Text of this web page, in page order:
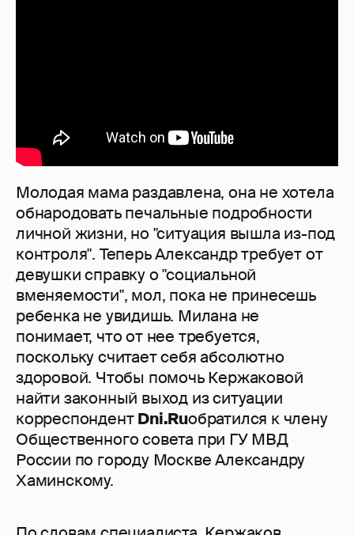
Молодая мама раздавлена, она не хотела
обнародовать печальные подробности
личной жизни, но "ситуация вышла из-под
контроля". Теперь Александр требует от
девушки справку о "социальной
вменяемости", мол, пока не принесешь
ребенка не увидишь. Милана не
понимает, что от нее требуется,
поскольку считает себя абсолютно
здоровой. Чтобы помочь Кержаковой
найти законный выход из ситуации
корреспондентDni.Ruобратился к члену
Общественного совета при ГУ МВД
России по городу Москве Александру
Хаминскому.